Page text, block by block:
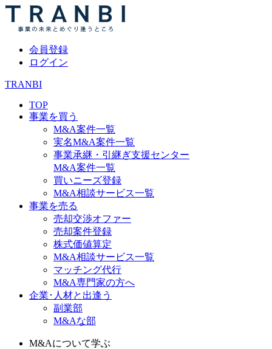
会員登録
ログイン
TRANBI
TOP
事業を買う
M&A案件一覧
実名M&A案件一覧
事業承継・引継ぎ支援センター
M&A案件一覧
買いニーズ登録
M&A相談サービス一覧
事業を売る
売却交渉オファー
売却案件登録
株式価値算定
M&A相談サービス一覧
マッチング代行
M&A専門家の方へ
企業･人材と出逢う
副業部
M&Aな部
M&Aについて学ぶ